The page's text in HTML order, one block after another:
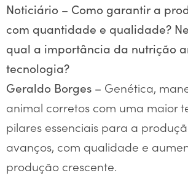
Noticiário – Como garantir a
com quantidade e qualidade?
qual a importância da nutrição
tecnologia?
Geraldo Borges – Genética,
animal corretos com uma maior
pilares essenciais para a
avanços, com qualidade e
produção crescente.